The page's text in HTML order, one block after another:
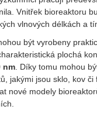
Vnitřek bioreaktoru
vlnových délkách a
být vyrobeny
plochá
nm . Díky tomu mohou
jakými jsou sklo, kov
nové modely